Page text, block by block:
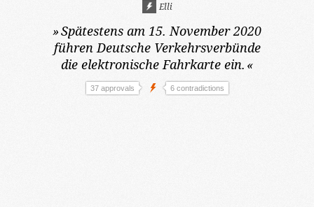
Elli
»Spätestens am 15. November 2020
führen Deutsche Verkehrsverbünde
die elektronische Fahrkarte ein. «
37 approvals 6 contradictions